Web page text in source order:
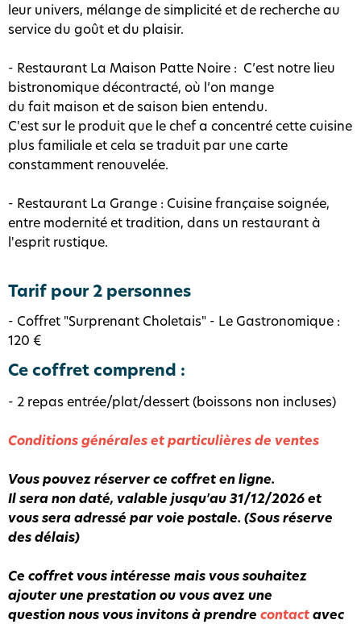
leur univers, mélange de simplicité et de recherche au
service du goût et du plaisir.
- Restaurant La Maison Patte Noire : C’est notre lieu
bistronomique décontracté, où l’on mange
du fait maison et de saison bien entendu.
C'est sur le produit que le chef a concentré cette cuisine
plus familiale et cela se traduit par une carte
constamment renouvelée.
- Restaurant La Grange : Cuisine française soignée,
entre modernité et tradition, dans un restaurant à
l'esprit rustique.
Tarif pour 2 personnes
- Coffret "Surprenant Choletais" - Le Gastronomique :
120 €
Ce coffret comprend :
- 2 repas entrée/plat/dessert (boissons non incluses)
Conditions générales et particulières de ventes
Vous pouvez réserver ce coffret en ligne.
Il sera non daté, valable jusqu'au 31/12/2026 et
vous sera adressé par voie postale. (Sous réserve
des délais)
Ce coffret vous intéresse mais vous souhaitez
ajouter une prestation ou vous avez une
questionnous vous invitons à prendre contactavec